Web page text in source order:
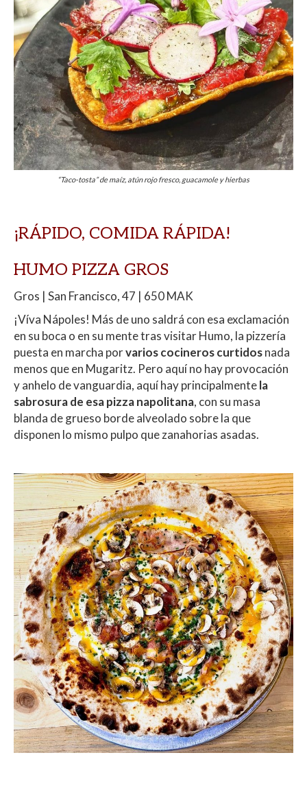
“Taco-tosta” de maíz, atún rojo fresco, guacamole y hierbas
¡RÁPIDO, COMIDA RÁPIDA!
HUMO PIZZA GROS
Gros | San Francisco, 47 | 650 MAK
¡Víva Nápoles! Más de uno saldrá con esa exclamación
en su boca o en su mente tras visitar Humo, la pizzería
puesta en marcha porvarios cocineros curtidosnada
menos que en Mugaritz. Pero aquí no hay provocación
y anhelo de vanguardia, aquí hay principalmentela
sabrosura de esa pizza napolitana, con su masa
blanda de grueso borde alveolado sobre la que
disponen lo mismo pulpo que zanahorias asadas.